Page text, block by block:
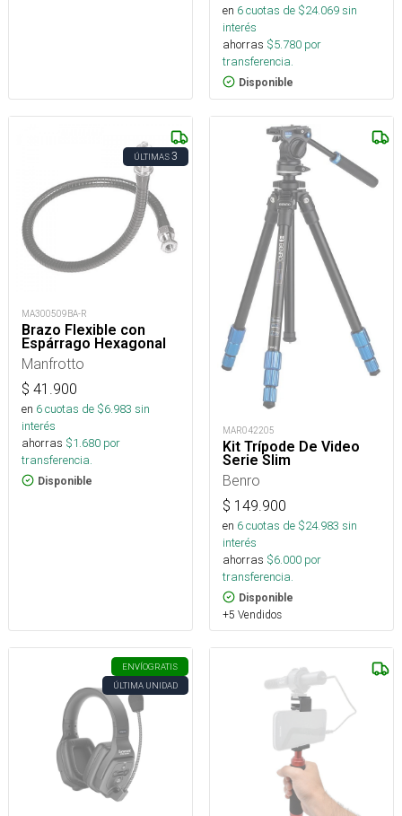
en 6cuotas de $24.069sin
interés
ahorras $5.780 por
transferencia.
Disponible
ÚLTIMAS3
MA300509BA-R
Brazo Flexible con
Espárrago Hexagonal
Manfrotto
$ 41.900
en 6cuotas de $6.983 sin
interés
ahorras $1.680 por
transferencia.
Disponible
MAR042205
Kit Trípode De Video
Serie Slim
Benro
$ 149.900
en 6cuotas de $24.983 sin
interés
ahorras $6.000 por
transferencia.
Disponible
+5 Vendidos
ENVÍOGRATIS
ÚLTIMA UNIDAD